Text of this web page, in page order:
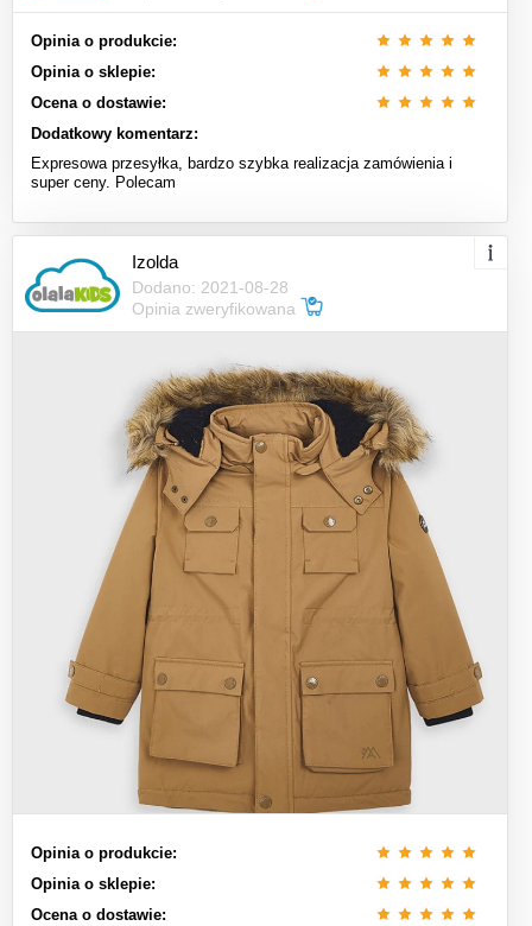
Opinia o produkcie:
Opinia o sklepie:
Ocena o dostawie:
Dodatkowy komentarz:
Expresowa przesyłka, bardzo szybka realizacja zamówienia i
super ceny. Polecam
Izolda
Dodano: 2021-08-28
Opinia zweryfikowana
Opinia o produkcie:
Opinia o sklepie:
Ocena o dostawie: